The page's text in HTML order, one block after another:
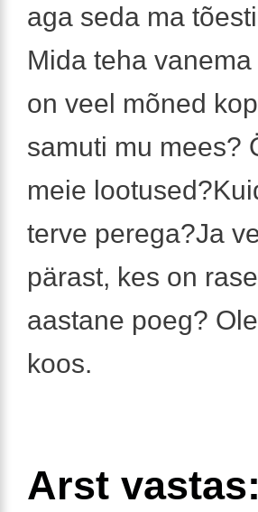
aga seda ma
Mida teha
on veel mõned
samuti mu mees?
meie
terve perega?Ja
pärast, kes on
aastane poeg?
koos.
Arst vastas: